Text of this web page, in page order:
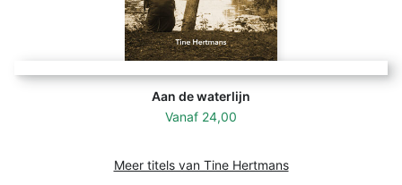
Aan de waterlijn
Vanaf 24,00
Meer titels van Tine Hertmans